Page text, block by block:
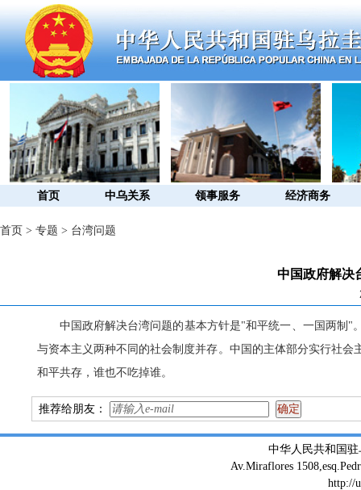
首页 中乌关系 领事服务 经济商务
首页 > 专题 > 台湾问题
中国政府解决
中国政府解决台湾问题的基本方针是"和平统一、一国两制 "
与资本主义两种不同的社会制度并存。中国的主体部分实行社
和平共存，谁也不吃掉谁。
推荐给朋友：
中华人民共和国
Av.Miraflores
http://